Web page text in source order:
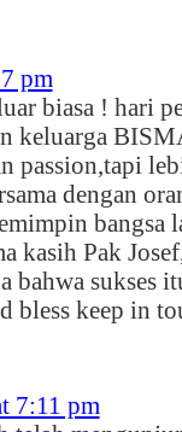
pm
biasa ! hari
keluarga
passion,tapi
dengan
bangsa
kasih Pak
bahwa sukses
bless keep in
7:11 pm